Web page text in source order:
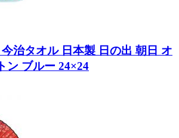
治タオル 日本製 日の出 朝日 オ
ン ブルー 24×24